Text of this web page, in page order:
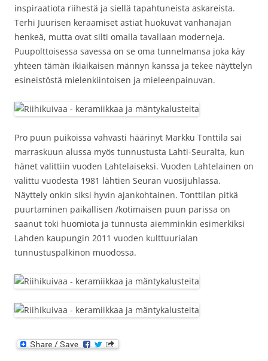
inspiraatiota riihestä ja siellä tapahtuneista askareista.
Terhi Juurisen keraamiset astiat huokuvat vanhanajan
henkeä, mutta ovat silti omalla tavallaan moderneja.
Puupolttoisessa savessa on se oma tunnelmansa joka käy
yhteen tämän ikiaikaisen männyn kanssa ja tekee näyttelyn
esineistöstä mielenkiintoisen ja mieleenpainuvan.
Pro puun puikoissa vahvasti häärinyt Markku Tonttila sai
marraskuun alussa myös tunnustusta Lahti-Seuralta, kun
hänet valittiin vuoden Lahtelaiseksi. Vuoden Lahtelainen on
valittu vuodesta 1981 lähtien Seuran vuosijuhlassa.
Näyttely onkin siksi hyvin ajankohtainen. Tonttilan pitkä
puurtaminen paikallisen /kotimaisen puun parissa on
saanut toki huomiota ja tunnusta aiemminkin esimerkiksi
Lahden kaupungin 2011 vuoden kulttuurialan
tunnustuspalkinon muodossa.